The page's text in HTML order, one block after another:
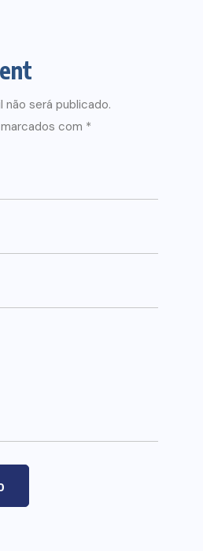
será publicado.
com *